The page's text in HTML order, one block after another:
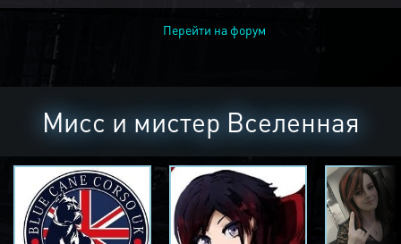
Перейти на форум
Мисс и мистер Вселенная